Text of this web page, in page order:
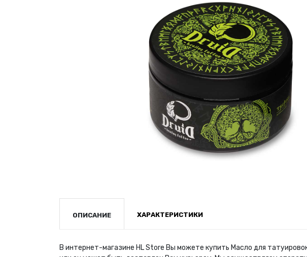
ОПИСАНИЕ ХАРАКТЕРИСТИКИ
В интернет-магазине HL Store Вы можете купить Масло для